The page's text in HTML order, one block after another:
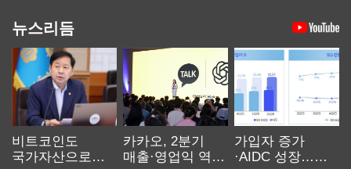
뉴스리듬
비트코인도
국가자산으로…'
카카오, 2분기
매출·영업익 역대
가입자 증가
·AIDC 성장…